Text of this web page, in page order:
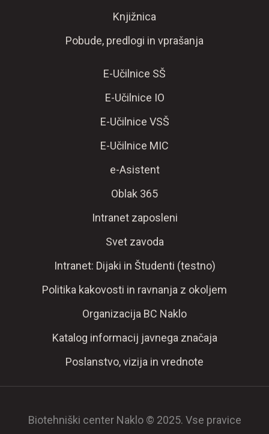
Knjižnica
Pobude, predlogi in vprašanja
E-Učilnice SŠ
E-Učilnice IO
E-Učilnice VSŠ
E-Učilnice MIC
e-Asistent
Oblak 365
Intranet zaposleni
Svet zavoda
Intranet: Dijaki in Študenti (testno)
Politika kakovosti in ravnanja z okoljem
Organizacija BC Naklo
Katalog informacij javnega značaja
Poslanstvo, vizija in vrednote
Biotehniški center Naklo © 2025. Vse pravice